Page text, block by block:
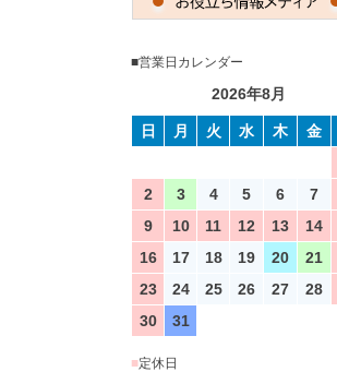
■営業日カレンダー
2026年8月
日 月 火 水 木 金
2
3 4 5 6 7
9
10 11 12 13 14
16
17 18 19 20 21
23
24 25 26 27 28
30
31
■定休日